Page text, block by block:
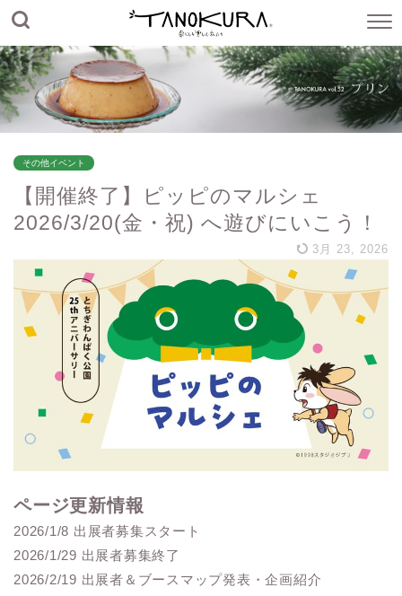
その他イベント
【開催終了】ピッピのマルシェ
2026/3/20(金・祝) へ遊びにいこう！
3月 23, 2026
ページ更新情報
2026/1/8 出展者募集スタート
2026/1/29 出展者募集終了
2026/2/19 出展者＆ブースマップ発表・企画紹介